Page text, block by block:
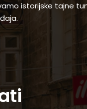
istorijske tajne